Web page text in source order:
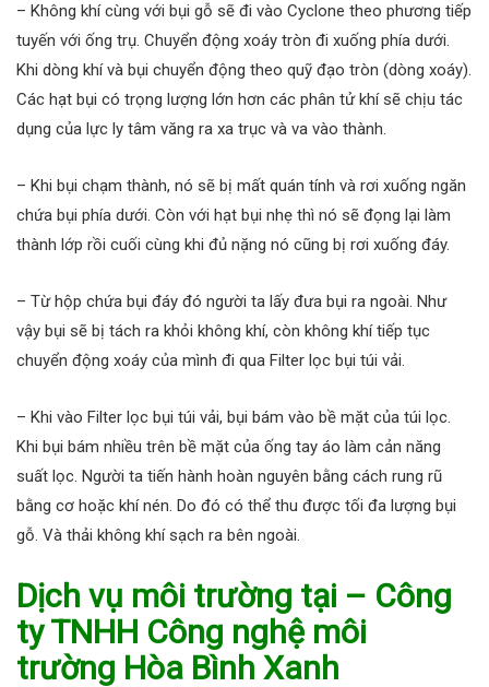
– Không khí cùng với bụi gỗ sẽ đi vào Cyclone theo phương tiếp
tuyến với ống trụ. Chuyển động xoáy tròn đi xuống phía dưới.
Khi dòng khí và bụi chuyển động theo quỹ đạo tròn (dòng xoáy).
Các hạt bụi có trọng lượng lớn hơn các phân tử khí sẽ chịu tác
dụng của lực ly tâm văng ra xa trục và va vào thành.
– Khi bụi chạm thành, nó sẽ bị mất quán tính và rơi xuống ngăn
chứa bụi phía dưới. Còn với hạt bụi nhẹ thì nó sẽ đọng lại làm
thành lớp rồi cuối cùng khi đủ nặng nó cũng bị rơi xuống đáy.
– Từ hộp chứa bụi đáy đó người ta lấy đưa bụi ra ngoài. Như
vậy bụi sẽ bị tách ra khỏi không khí, còn không khí tiếp tục
chuyển động xoáy của mình đi qua Filter lọc bụi túi vải.
– Khi vào Filter lọc bụi túi vải, bụi bám vào bề mặt của túi lọc.
Khi bụi bám nhiều trên bề mặt của ống tay áo làm cản năng
suất lọc. Người ta tiến hành hoàn nguyên bằng cách rung rũ
bằng cơ hoặc khí nén. Do đó có thể thu được tối đa lượng bụi
gỗ. Và thải không khí sạch ra bên ngoài.
Dịch vụ môi trường tại – Công
ty TNHH Công nghệ môi
trường Hòa Bình Xanh